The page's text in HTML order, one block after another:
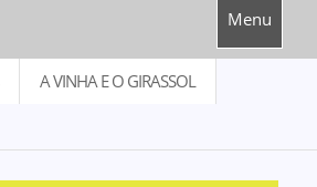
Menu
A VINHA E O GIRASSOL